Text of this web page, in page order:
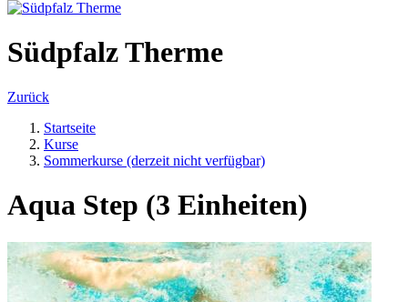
Südpfalz Therme
Zurück
Startseite
Kurse
Sommerkurse (derzeit nicht verfügbar)
Aqua Step (3 Einheiten)